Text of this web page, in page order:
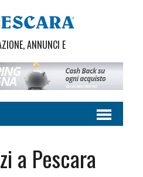
ANNUNCI E
a Pescara